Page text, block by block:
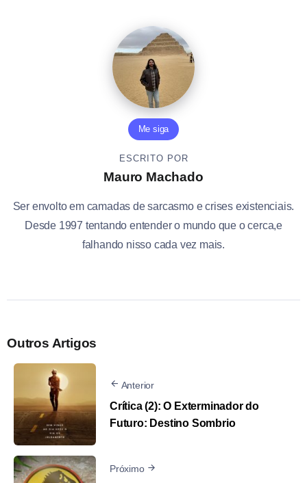
Me siga
ESCRITO POR
Mauro Machado
Ser envolto em camadas de sarcasmo e crises existenciais.
Desde 1997 tentando entender o mundo que o cerca,e
falhando nisso cada vez mais.
Outros Artigos
Anterior
Crítica (2): O Exterminador do
Futuro: Destino Sombrio
Próximo